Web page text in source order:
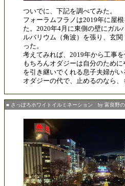
ついでに、下記を調べてみた。
フォーラムフラノは2019年に屋
た。2020年4月に東側の壁にガル
ルバリウム（角波）を張り、玄
った。
考えてみれば、2019年から工事を
もちろんオダジーは自分のため
を引き継いでくれる息子夫婦がい
オダジーの代で、止めるのなら、
■ さっぽろホワイトイルミネーション by 富良野